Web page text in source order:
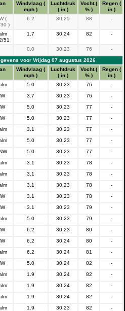
Windvlaag (
mph )
Luchtdruk
( in )
Vocht.(
% )
Regen (
in )
(
)
6.2 30.25 88 -
51
1.7 30.24 82 -
0.0 30.23 76
-
voor Vrijdag 07 augustus 2026
Windvlaag (
mph )
Luchtdruk
( in )
Vocht.(
% )
Regen (
in )
5.0 30.23 76
-
3.7 30.23 76
-
5.0 30.23 77
-
5.0 30.23 77
-
3.1 30.23 77
-
5.0 30.23 77
-
5.0 30.23 77
-
3.1 30.23 78
-
3.1 30.23 78
-
3.1 30.23 78
-
3.1 30.23 78
-
3.1 30.23 79
-
5.0 30.23 79
-
6.2 30.23 80
-
6.2 30.24 80
-
6.2 30.24 81
-
5.0 30.24 82
-
1.9 30.24 82
-
1.9 30.24 82
-
1.9 30.24 82
-
1.9 30.23 82
-